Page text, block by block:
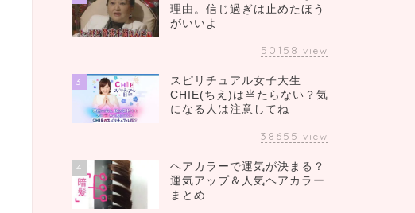
理由。信じ過ぎは止めたほう
がいいよ
50158 view
3
スピリチュアル女子大生
CHIE(ちえ)は当たらない？気
になる人は注意してね
38655 view
4
ヘアカラーで運気が決まる？
運気アップ＆人気ヘアカラー
まとめ